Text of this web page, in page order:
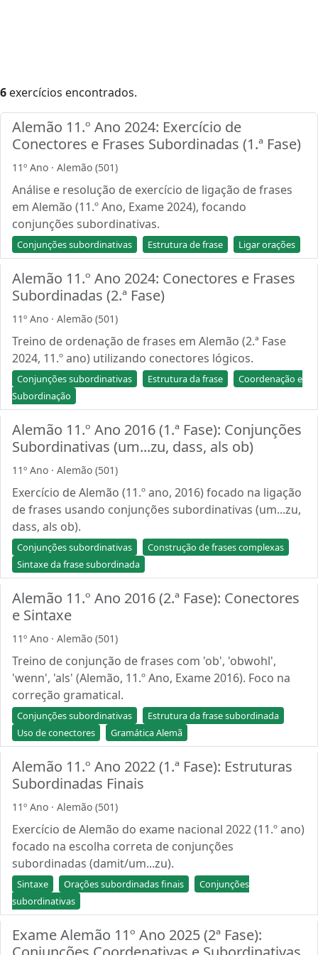
6 exercícios encontrados.
Alemão 11.º Ano 2024: Exercício de
Conectores e Frases Subordinadas (1.ª Fase)
11º Ano · Alemão (501)
Análise e resolução de exercício de ligação de frases
em Alemão (11.º Ano, Exame 2024), focando
conjunções subordinativas.
Conjunções subordinativas Estrutura de frase Ligar orações
Alemão 11.º Ano 2024: Conectores e Frases
Subordinadas (2.ª Fase)
11º Ano · Alemão (501)
Treino de ordenação de frases em Alemão (2.ª Fase
2024, 11.º ano) utilizando conectores lógicos.
Conjunções subordinativas Estrutura da frase
Coordenação e
Subordinação
Alemão 11.º Ano 2016 (1.ª Fase): Conjunções
Subordinativas (um...zu, dass, als ob)
11º Ano · Alemão (501)
Exercício de Alemão (11.º ano, 2016) focado na ligação
de frases usando conjunções subordinativas (um...zu,
dass, als ob).
Conjunções subordinativas
Construção de frases complexas
Sintaxe da frase subordinada
Alemão 11.º Ano 2016 (2.ª Fase): Conectores
e Sintaxe
11º Ano · Alemão (501)
Treino de conjunção de frases com 'ob', 'obwohl',
'wenn', 'als' (Alemão, 11.º Ano, Exame 2016). Foco na
correção gramatical.
Conjunções subordinativas
Estrutura da frase subordinada
Uso de conectores
Gramática Alemã
Alemão 11.º Ano 2022 (1.ª Fase): Estruturas
Subordinadas Finais
11º Ano · Alemão (501)
Exercício de Alemão do exame nacional 2022 (11.º ano)
focado na escolha correta de conjunções
subordinadas (damit/um...zu).
Sintaxe Orações subordinadas finais
Conjunções
subordinativas
Exame Alemão 11º Ano 2025 (2ª Fase):